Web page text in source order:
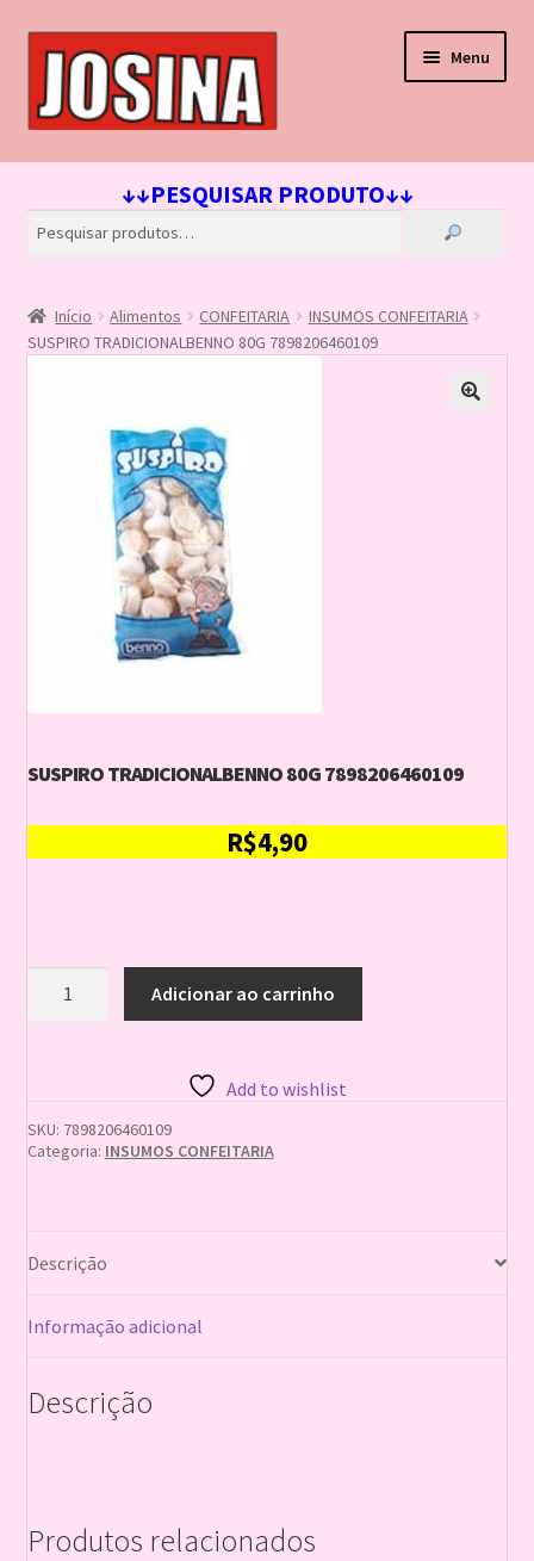
Pular
para
navegação
Pular
para
conteúdo
Menu
Início
Carrinho
Lista de Desejos
Minha conta
↓↓PESQUISAR PRODUTO↓↓
Início Alimentos CONFEITARIA
INSUMOS CONFEITARIA
SUSPIRO TRADICIONALBENNO 80G 7898206460109
SUSPIRO TRADICIONALBENNO 80G 7898206460109
R$4,90
TRADICIONALBENNOAdicionar ao carrinho
Add to wishlist
SKU: 7898206460109
Categoria: INSUMOS CONFEITARIA
Descrição
Informação adicional
Descrição
Produtos relacionados